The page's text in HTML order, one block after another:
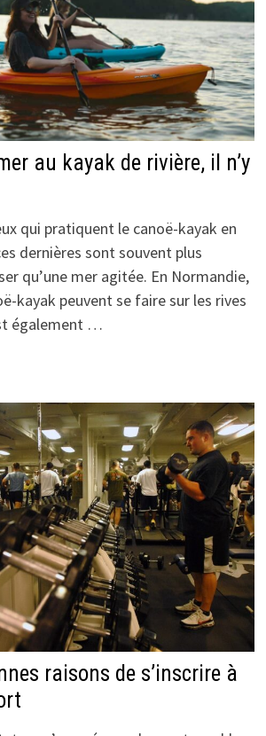
au kayak de rivière, il n’y
qui pratiquent le canoë-kayak en
dernières sont souvent plus
qu’une mer agitée. En Normandie,
kayak peuvent se faire sur les rives
également …
raisons de s’inscrire à